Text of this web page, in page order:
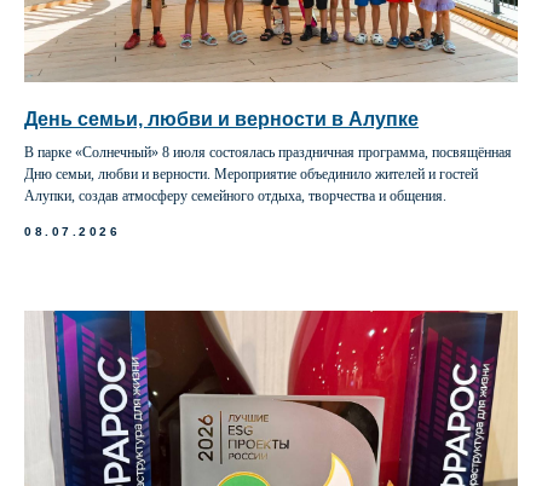
День семьи, любви и верности в Алупке
В парке «Солнечный» 8 июля состоялась праздничная программа, посвящённая
Дню семьи, любви и верности. Мероприятие объединило жителей и гостей
Алупки, создав атмосферу семейного отдыха, творчества и общения.
08.07.2026